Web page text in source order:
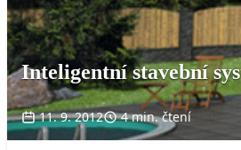
Inteligentní stavební
11. 9. 2012 4 min. čtení